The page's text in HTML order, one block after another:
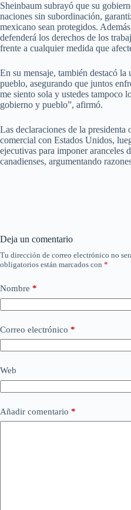
Sheinbaum subrayó que su
naciones sin subordinación,
mexicano sean protegidos.
defenderá los derechos de los
frente a cualquier medida que
En su mensaje, también destacó
pueblo, asegurando que juntos
me siento sola y ustedes tampoco
gobierno y pueblo”, afirmó.
Las declaraciones de la
comercial con Estados Unidos,
ejecutivas para imponer aranceles
canadienses, argumentando
Deja un comentario
Tu dirección de correo electrónico no
obligatorios están marcados con *
Nombre *
Correo electrónico *
Web
Añadir comentario *